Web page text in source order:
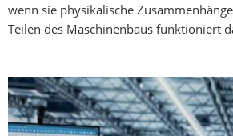
wenn sie physikalische
Teilen des Maschinenbaus funktioniert